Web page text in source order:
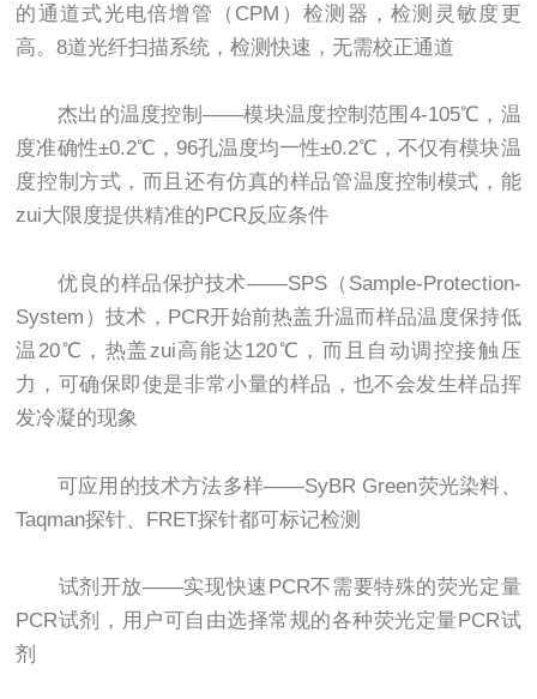
的通道式光电倍增管（CPM）检测器，检测灵敏度更
高。8道光纤扫描系统，检测快速，无需校正通道
杰出的温度控制——模块温度控制范围4-105℃，温
度准确性±0.2℃，96孔温度均一性±0.2℃，不仅有模块温
度控制方式，而且还有仿真的样品管温度控制模式，能
zui大限度提供精准的PCR反应条件
优良的样品保护技术——SPS（Sample-Protection-
System）技术，PCR开始前热盖升温而样品温度保持低
温20℃，热盖zui高能达120℃，而且自动调控接触压
力，可确保即使是非常小量的样品，也不会发生样品挥
发冷凝的现象
可应用的技术方法多样——SyBR Green荧光染料、
Taqman探针、FRET探针都可标记检测
试剂开放——实现快速PCR不需要特殊的荧光定量
PCR试剂，用户可自由选择常规的各种荧光定量PCR试
剂